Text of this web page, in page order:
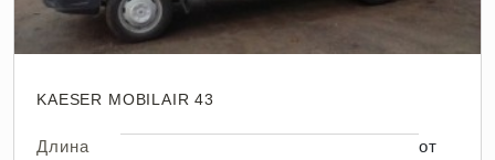
KAESER MOBILAIR 43
Длина
от